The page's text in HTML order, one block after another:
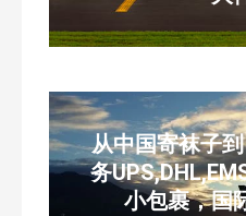
从中国寄袜子
务
小包裹，国